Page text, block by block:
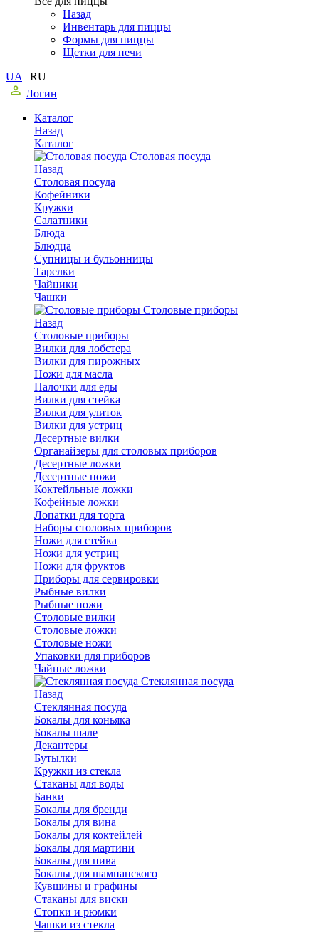
Назад
Инвентарь для пиццы
Формы для пиццы
Щетки для печи
UA | RU
Логин
Каталог
Назад
Каталог
Столовая посуда
Назад
Столовая посуда
Кофейники
Кружки
Салатники
Блюда
Блюдца
Супницы и бульонницы
Тарелки
Чайники
Чашки
Cтоловые приборы
Назад
Cтоловые приборы
Вилки для лобстера
Вилки для пирожных
Ножи для масла
Палочки для еды
Вилки для стейка
Вилки для улиток
Вилки для устриц
Десертные вилки
Органайзеры для столовых приборов
Десертные ложки
Десертные ножи
Коктейльные ложки
Кофейные ложки
Лопатки для торта
Наборы столовых приборов
Ножи для стейка
Ножи для устриц
Ножи для фруктов
Приборы для сервировки
Рыбные вилки
Рыбные ножи
Столовые вилки
Столовые ложки
Столовые ножи
Упаковки для приборов
Чайные ложки
Стеклянная посуда
Назад
Стеклянная посуда
Бокалы для коньяка
Бокалы шале
Декантеры
Бутылки
Кружки из стекла
Стаканы для воды
Банки
Бокалы для бренди
Бокалы для вина
Бокалы для коктейлей
Бокалы для мартини
Бокалы для пива
Бокалы для шампанского
Кувшины и графины
Стаканы для виски
Стопки и рюмки
Чашки из стекла